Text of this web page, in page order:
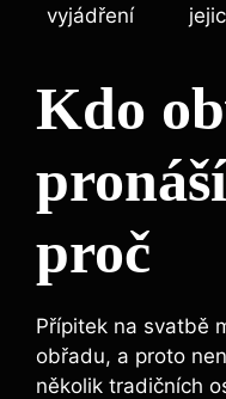
vyjádření
Kdo
proč
Přípitek na svatbě
obřadu, a proto
několik tradičních‍